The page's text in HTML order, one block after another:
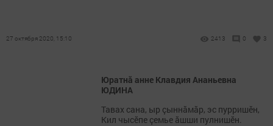
27 октября 2020, 15:10 2413 0 3
Юратнă анне Клавдия Ананьевна
ЮДИНА
Тавах сана, ыр çыннăмăр, эс пурришӗн,
Кил чысӗпе çемье ăшши пулнишӗн.